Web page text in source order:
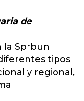
de
la Sprbun
tipos
y regional,